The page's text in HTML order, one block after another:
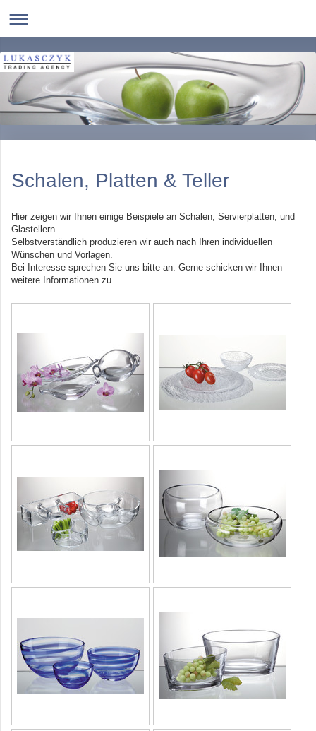
Schalen, Platten & Teller
Hier zeigen wir Ihnen einige Beispiele an Schalen, Servierplatten, und
Glastellern.
Selbstverständlich produzieren wir auch nach Ihren individuellen
Wünschen und Vorlagen.
Bei Interesse sprechen Sie uns bitte an. Gerne schicken wir Ihnen
weitere Informationen zu.